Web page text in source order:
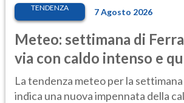
TENDENZA 7 Agosto 2026
Meteo: settimana di
via con caldo intenso e
temporale
La tendenza meteo per la
indica una nuova impennata della